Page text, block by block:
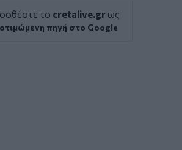
το cretalive.gr ως
πηγή στο Google